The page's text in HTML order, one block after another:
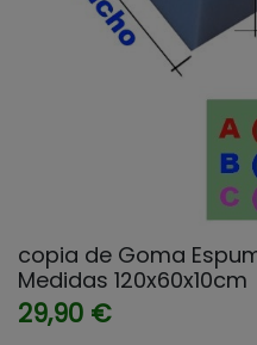
copia de Goma
Medidas 120x60x10cm
29,90 €